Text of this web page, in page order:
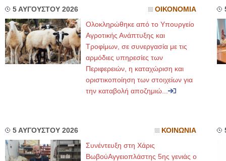
5 ΑΥΓΟΥΣΤΟΥ 2026 ΟΙΚΟΝΟΜΙΑ
Ολοκληρώθηκε από το Υπουργείο
Αγροτικής Ανάπτυξης και
Τροφίμων, σε συνεργασία με τις
αρμόδιες υπηρεσίες των
Περιφερειών, η καταχώριση και
οριστικοποίηση των στοιχείων για
την καταβολή αποζημιώ...
5 ΑΥΓΟΥΣΤΟΥ 2026 ΚΟΙΝΩΝΙΑ
Συνέντευξη στη Χάρις
ΒωβούΑγγειοπλάστης 5ης γενιάς ο